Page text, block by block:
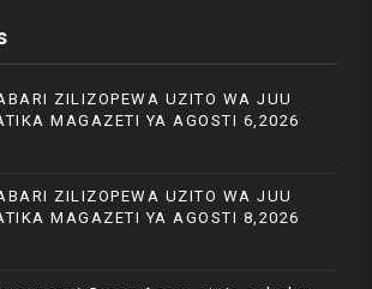
ZILIZOPEWA UZITO WA JUU
MAGAZETI YA AGOSTI 6,2026
ZILIZOPEWA UZITO WA JUU
MAGAZETI YA AGOSTI 8,2026